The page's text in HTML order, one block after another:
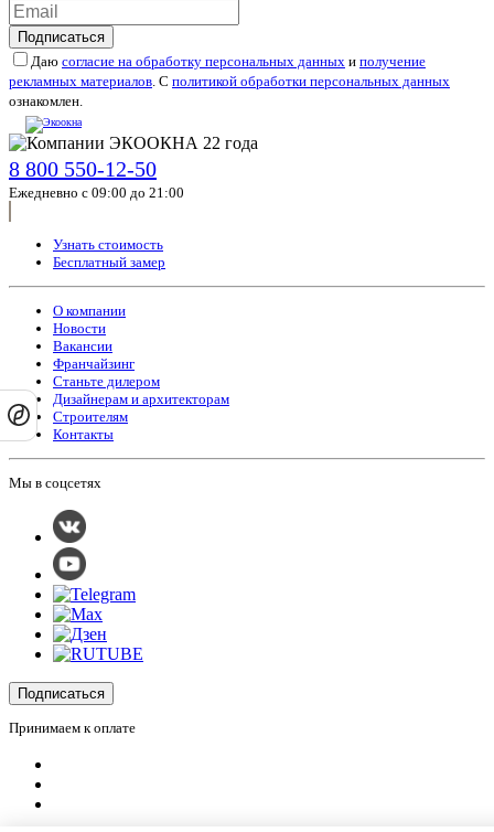
Подписаться
Даю согласие на обработку персональных данных и получение
рекламных материалов. С политикой обработки персональных данных
ознакомлен.
8 800 550-12-50
Ежедневно с 09:00 до 21:00
Узнать стоимость
Бесплатный замер
О компании
Новости
Вакансии
Франчайзинг
Станьте дилером
Дизайнерам и архитекторам
Строителям
Контакты
Мы в соцсетях
Подписаться
Принимаем к оплате